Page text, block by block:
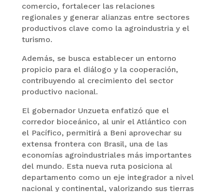
comercio, fortalecer las relaciones
regionales y generar alianzas entre sectores
productivos clave como la agroindustria y el
turismo.
Además, se busca establecer un entorno
propicio para el diálogo y la cooperación,
contribuyendo al crecimiento del sector
productivo nacional.
El gobernador Unzueta enfatizó que el
corredor bioceánico, al unir el Atlántico con
el Pacífico, permitirá a Beni aprovechar su
extensa frontera con Brasil, una de las
economías agroindustriales más importantes
del mundo. Esta nueva ruta posiciona al
departamento como un eje integrador a nivel
nacional y continental, valorizando sus tierras